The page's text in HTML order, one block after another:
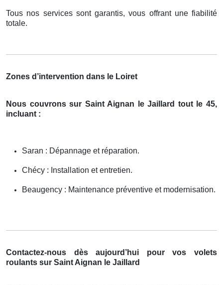
Tous nos services sont garantis, vous offrant une fiabilité
totale.
Zones d’intervention dans le Loiret
Nous couvrons sur Saint Aignan le Jaillard tout le 45,
incluant :
Saran : Dépannage et réparation.
Chécy : Installation et entretien.
Beaugency : Maintenance préventive et modernisation.
Contactez-nous dès aujourd’hui pour vos volets
roulants sur Saint Aignan le Jaillard